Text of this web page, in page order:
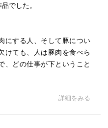
でした。
にする人、そして豚につい
けても、人は豚肉を食べら
、どの仕事が下ということ
詳細をみる